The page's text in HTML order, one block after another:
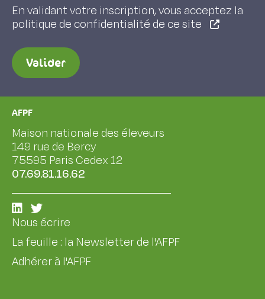
En validant votre inscription, vous acceptez la
politique de confidentialité de ce site
Valider
AFPF
Maison nationale des éleveurs
149 rue de Bercy
75595 Paris Cedex 12
07.69.81.16.62
Nous écrire
La feuille : la Newsletter de l'AFPF
Adhérer à l'AFPF